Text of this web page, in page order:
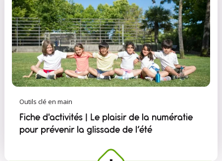
Outils clé en main
Fiche d'activités | Le plaisir de la numératie
pour prévenir la glissade de l’été